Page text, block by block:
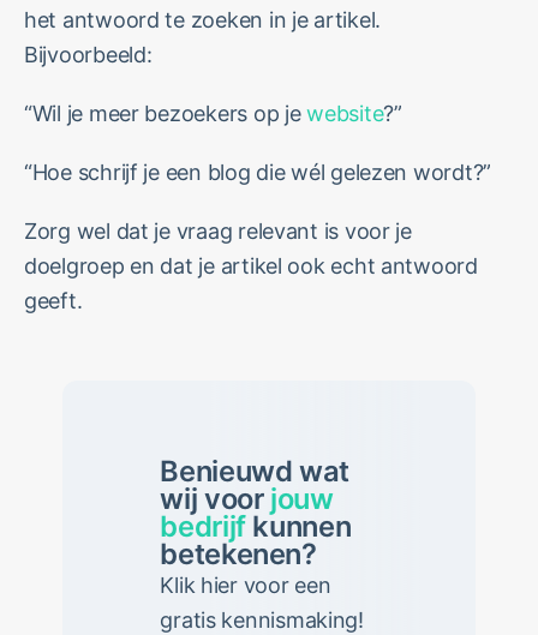
het antwoord te zoeken in je artikel.
Bijvoorbeeld:
“Wil je meer bezoekers op jewebsite?”
“Hoe schrijf je een blog die wél gelezen wordt?”
Zorg wel dat je vraag relevant is voor je
doelgroep en dat je artikel ook echt antwoord
geeft.
Benieuwd wat
wij voor jouw
bedrijfkunnen
betekenen?
Klik hier voor een
gratis kennismaking!